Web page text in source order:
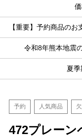
【重要】予約商品の
令和8年熊本地震
夏
予約 人気商品
472プレーン